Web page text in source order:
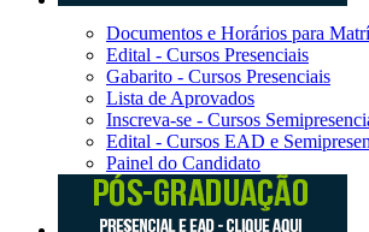
Documentos e Horários para
Edital - Cursos Presenciais
Gabarito - Cursos Presenciais
Lista de Aprovados
Inscreva-se - Cursos
Edital - Cursos EAD e
Painel do Candidato